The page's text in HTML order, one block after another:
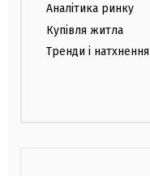
Аналітика ринку
Купівля житла
Тренди і натхнення